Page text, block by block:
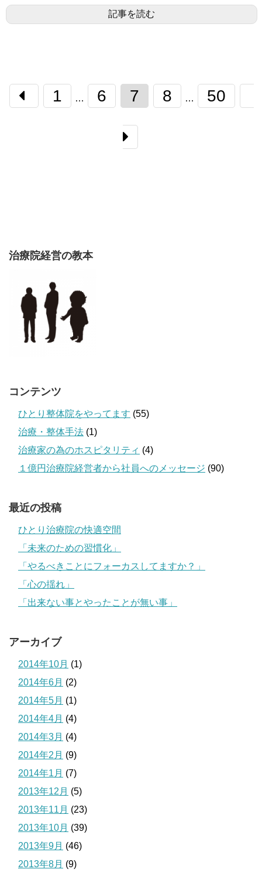
記事を読む
1 … 6 7 8 … 50
治療院経営の教本
コンテンツ
ひとり整体院をやってます (55)
治療・整体手法 (1)
治療家の為のホスピタリティ (4)
１億円治療院経営者から社員へのメッセージ (90)
最近の投稿
ひとり治療院の快適空間
「未来のための習慣化」
「やるべきことにフォーカスしてますか？」
「心の揺れ」
「出来ない事とやったことが無い事」
アーカイブ
2014年10月 (1)
2014年6月 (2)
2014年5月 (1)
2014年4月 (4)
2014年3月 (4)
2014年2月 (9)
2014年1月 (7)
2013年12月 (5)
2013年11月 (23)
2013年10月 (39)
2013年9月 (46)
2013年8月 (9)